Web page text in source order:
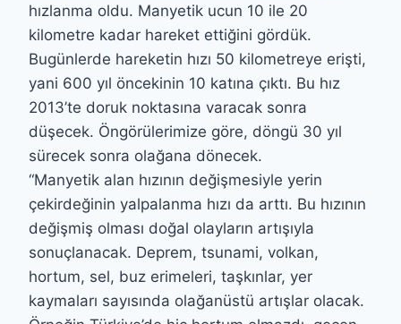
hızlanma oldu. Manyetik ucun 10 ile 20
kilometre kadar hareket ettiğini gördük.
Bugünlerde hareketin hızı 50 kilometreye erişti,
yani 600 yıl öncekinin 10 katına çıktı. Bu hız
2013’te doruk noktasına varacak sonra
düşecek. Öngörülerimize göre, döngü 30 yıl
sürecek sonra olağana dönecek.
“Manyetik alan hızının değişmesiyle yerin
çekirdeğinin yalpalanma hızı da arttı. Bu hızının
değişmiş olması doğal olayların artışıyla
sonuçlanacak. Deprem, tsunami, volkan,
hortum, sel, buz erimeleri, taşkınlar, yer
kaymaları sayısında olağanüstü artışlar olacak.